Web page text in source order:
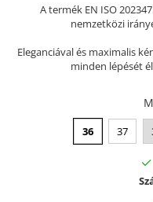
Papucs
NYARI FÉRFI LÁBBELI
GYEREK SZANDÁL ÉS
TÉLI GYAPJÚ PAPUCSOK -
KIVEHETŐ TALPBETÉTES
BÜTYKÖS LÁBRA VALÓ
A termék EN ISO
nemzetközi
Eleganciával és maximalis
minden lépését
36 37